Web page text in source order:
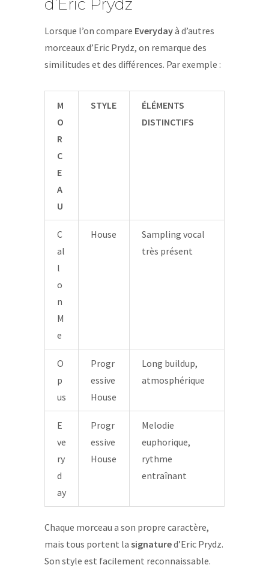
d’Eric Prydz
Lorsque l’on compare Everydayà d’autres
morceaux d’Eric Prydz, on remarque des
similitudes et des différences. Par exemple :
M
O
R
C
E
A
U
STYLE
ÉLÉMENTS
DISTINCTIFS
C
al
l
o
n
M
e
House
Sampling vocal
très présent
O
p
us
Progr
essive
House
Long buildup,
atmosphérique
E
ve
ry
d
ay
Progr
essive
House
Melodie
euphorique,
rythme
entraînant
Chaque morceau a son propre caractère,
mais tous portent la signatured’Eric Prydz.
Son style est facilement reconnaissable.